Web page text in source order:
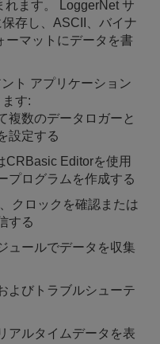
れます。 LoggerNet サ
存し、ASCII、バイナ
ーマットにデータを書
ト アプリケーション
す:
複数のデータロガーと
設定する
CRBasic Editorを使用
プログラムを作成する
クロックを確認または
する
ュールでデータを収集
よびトラブルシューテ
アルタイムデータを表